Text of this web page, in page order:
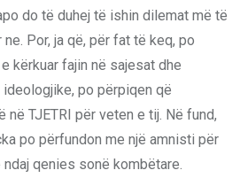
do të duhej të ishin dilemat më të
Por, ja që, për fat të keq, po
kërkuar fajin në sajesat dhe
po përpiqen që
në TJETRI për veten e tij. Në fund,
po përfundon me një amnisti për
qenies sonë kombëtare.